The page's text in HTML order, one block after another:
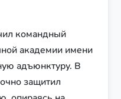
командный
академии имени
адъюнктуру. В
защитил